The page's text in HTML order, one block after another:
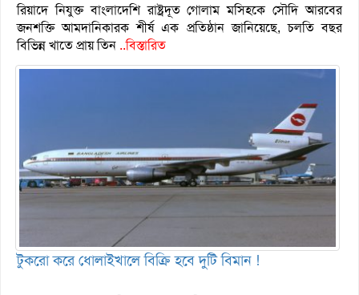
রিয়াদে নিযুক্ত বাংলাদেশি রাষ্ট্রদূত গোলাম মসিহকে সৌদি আরবের
জনশক্তি আমদানিকারক শীর্ষ এক প্রতিষ্ঠান জানিয়েছে, চলতি বছর
বিভিন্ন খাতে প্রায় তিন ..বিস্তারিত
টুকরো করে ধোলাইখালে বিক্রি হবে দুটি বিমান !